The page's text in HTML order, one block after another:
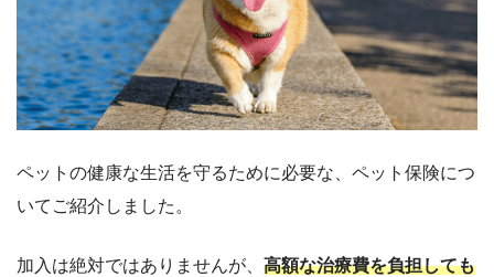
ペットの健康な生活を守るために必要な、ペット保険につ
いてご紹介しました。
加入は絶対ではありませんが、 高額な治療費を負担しても